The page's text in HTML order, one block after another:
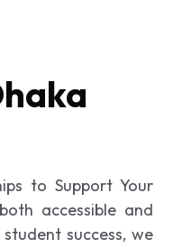
to Support Your
accessible and
success, we